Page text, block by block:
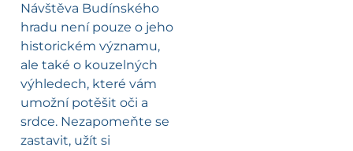
Návštěva Budínského
hradu není pouze o jeho
historickém významu,
ale také o kouzelných
výhledech, které vám
umožní potěšit oči a
srdce. Nezapomeňte se
zastavit, užít si